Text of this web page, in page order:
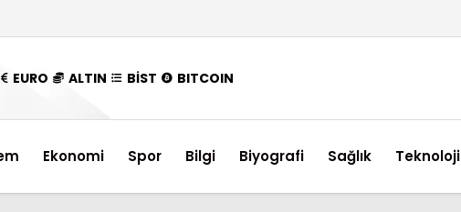
EURO ALTIN BİST BITCOIN
Ekonomi Spor Bilgi Biyografi Sağlık Teknoloji